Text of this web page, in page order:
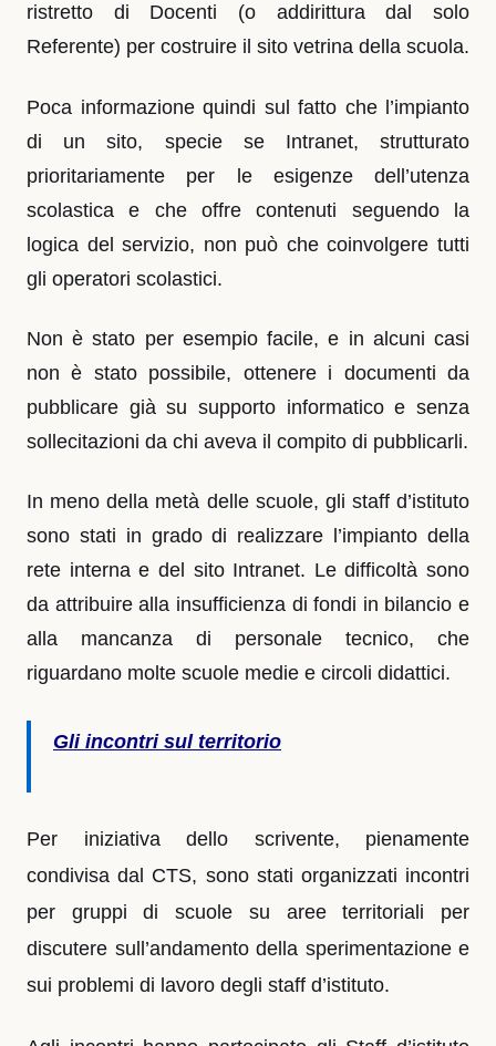
ristretto di Docenti (o addirittura dal solo
Referente) per costruire il sito vetrina della scuola.
Poca informazione quindi sul fatto che l’impianto
di un sito, specie se Intranet, strutturato
prioritariamente per le esigenze dell’utenza
scolastica e che offre contenuti seguendo la
logica del servizio, non può che coinvolgere tutti
gli operatori scolastici.
Non è stato per esempio facile, e in alcuni casi
non è stato possibile, ottenere i documenti da
pubblicare già su supporto informatico e senza
sollecitazioni da chi aveva il compito di pubblicarli.
In meno della metà delle scuole, gli staff d’istituto
sono stati in grado di realizzare l’impianto della
rete interna e del sito Intranet. Le difficoltà sono
da attribuire alla insufficienza di fondi in bilancio e
alla mancanza di personale tecnico, che
riguardano molte scuole medie e circoli didattici.
Gli incontri sul territorio
Per iniziativa dello scrivente, pienamente
condivisa dal CTS, sono stati organizzati incontri
per gruppi di scuole su aree territoriali per
discutere sull’andamento della sperimentazione e
sui problemi di lavoro degli staff d’istituto.